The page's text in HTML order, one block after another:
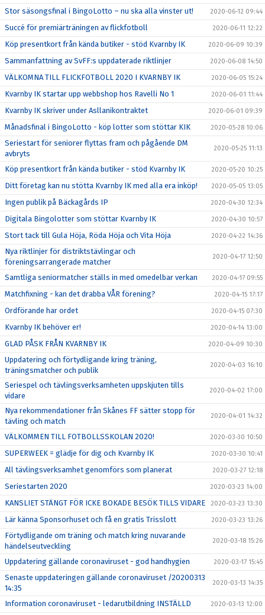
Stor säsongsfinal i BingoLotto – nu ska alla vinster ut! 2020-06-12 09:44
Succé för premiärträningen av flickfotboll 2020-06-11 12:22
Köp presentkort från kända butiker - stöd Kvarnby IK 2020-06-09 10:39
Sammanfattning av SvFF:s uppdaterade riktlinjer 2020-06-08 14:50
VÄLKOMNA TILL FLICKFOTBOLL 2020 I KVARNBY IK 2020-06-05 15:24
Kvarnby IK startar upp webbshop hos Ravelli No 1 2020-06-01 11:44
Kvarnby IK skriver under Asllanikontraktet 2020-06-01 09:39
Månadsfinal i BingoLotto - köp lotter som stöttar KIK 2020-05-28 10:06
Seriestart för seniorer flyttas fram och pågående DM
avbryts
2020-05-25 11:13
Köp presentkort från kända butiker - stöd Kvarnby IK 2020-05-20 10:25
Ditt företag kan nu stötta Kvarnby IK med alla era inköp! 2020-05-05 13:05
Ingen publik på Bäckagårds IP 2020-04-30 12:34
Digitala Bingolotter som stöttar Kvarnby IK 2020-04-30 10:57
Stort tack till Gula Höja, Röda Höja och Vita Höja 2020-04-22 14:36
Nya riktlinjer för distriktstävlingar och
föreningsarrangerade matcher
2020-04-17 12:50
Samtliga seniormatcher ställs in med omedelbar verkan 2020-04-17 09:55
Matchfixning - kan det drabba VÅR förening? 2020-04-15 17:17
Ordförande har ordet 2020-04-15 07:30
Kvarnby IK behöver er! 2020-04-14 13:00
GLAD PÅSK FRÅN KVARNBY IK 2020-04-09 10:30
Uppdatering och förtydligande kring träning,
träningsmatcher och publik
2020-04-03 16:10
Seriespel och tävlingsverksamheten uppskjuten tills
vidare
2020-04-02 17:00
Nya rekommendationer från Skånes FF sätter stopp för
tävling och match
2020-04-01 14:32
VÄLKOMMEN TILL FOTBOLLSSKOLAN 2020! 2020-03-30 10:50
SUPERWEEK = glädje för dig och Kvarnby IK 2020-03-30 10:41
All tävlingsverksamhet genomförs som planerat 2020-03-27 12:18
Seriestarten 2020 2020-03-23 14:00
KANSLIET STÄNGT FÖR ICKE BOKADE BESÖK TILLS VIDARE 2020-03-23 13:30
Lär känna Sponsorhuset och få en gratis Trisslott 2020-03-23 13:26
Förtydligande om träning och match kring nuvarande
händelseutveckling
2020-03-18 15:26
Uppdatering gällande coronaviruset - god handhygien 2020-03-17 15:45
Senaste uppdateringen gällande coronaviruset /20200313
14:35
2020-03-13 14:35
Information coronaviruset - ledarutbildning INSTÄLLD 2020-03-13 12:00